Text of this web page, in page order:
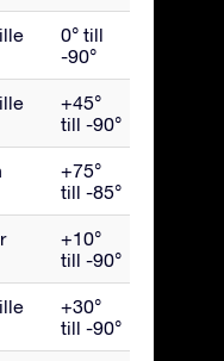
0° till
-90°
+45°
till -90°
+75°
till -85°
+10°
till -90°
+30°
till -90°